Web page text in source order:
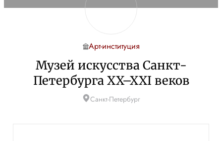
Арт-институция
Музей искусства Санкт-
Петербурга XX–XXI веков
Санкт-Петербург